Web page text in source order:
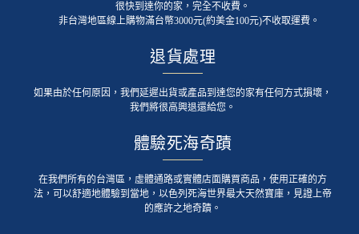
很快到達你的家，完全不收費。
非台灣地區線上購物滿台幣3000元(約美金100元)不收取運費。
退貨處理
如果由於任何原因，我們延遲出貨或產品到達您的家有任何方式損壞，
我們將很高興退還給您。
體驗死海奇蹟
在我們所有的台灣區，虛體通路或實體店面購買商品，使用正確的方
法，可以舒適地體驗到當地，以色列死海世界最大天然寶庫，見證上帝
的應許之地奇蹟。